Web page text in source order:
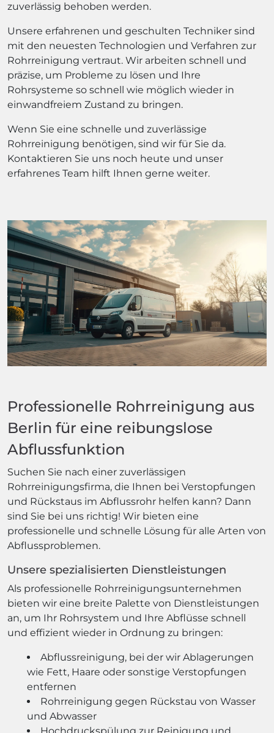
zuverlässig behoben werden.
Unsere erfahrenen und geschulten Techniker sind
mit den neuesten Technologien und Verfahren zur
Rohrreinigung vertraut. Wir arbeiten schnell und
präzise, um Probleme zu lösen und Ihre
Rohrsysteme so schnell wie möglich wieder in
einwandfreiem Zustand zu bringen.
Wenn Sie eine schnelle und zuverlässige
Rohrreinigung benötigen, sind wir für Sie da.
Kontaktieren Sie uns noch heute und unser
erfahrenes Team hilft Ihnen gerne weiter.
Professionelle Rohrreinigung aus
Berlin für eine reibungslose
Abflussfunktion
Suchen Sie nach einer zuverlässigen
Rohrreinigungsfirma, die Ihnen bei Verstopfungen
und Rückstaus im Abflussrohr helfen kann? Dann
sind Sie bei uns richtig! Wir bieten eine
professionelle und schnelle Lösung für alle Arten von
Abflussproblemen.
Unsere spezialisierten Dienstleistungen
Als professionelle Rohrreinigungsunternehmen
bieten wir eine breite Palette von Dienstleistungen
an, um Ihr Rohrsystem und Ihre Abflüsse schnell
und effizient wieder in Ordnung zu bringen:
Abflussreinigung, bei der wir Ablagerungen
wie Fett, Haare oder sonstige Verstopfungen
entfernen
Rohrreinigung gegen Rückstau von Wasser
und Abwasser